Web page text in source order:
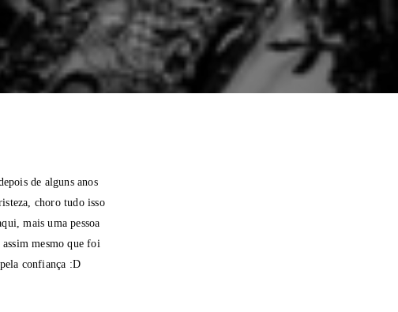
de alguns anos
choro tudo isso
mais uma pessoa
mesmo que foi
confiança :D